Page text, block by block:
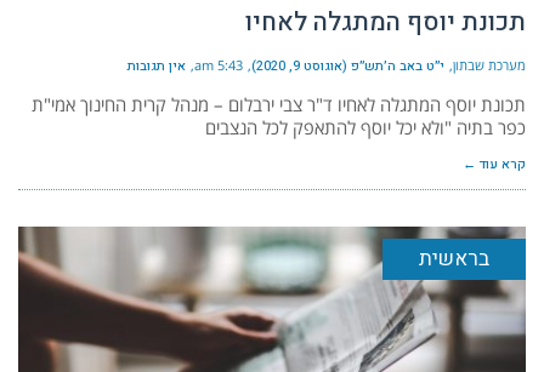
תכונת יוסף המתגלה לאחיו
מערכת שבתון י״ט באב ה׳תש״פ (אוגוסט 9, 2020) 5:43 am אין תגובות
תכונת יוסף המתגלה לאחיו ד"ר צבי ירבלום – מנהל קרית החינוך אמי"ת
כפר בתיה "ולא יכל יוסף להתאפק לכל הנצבים
קרא עוד ←
בראשית